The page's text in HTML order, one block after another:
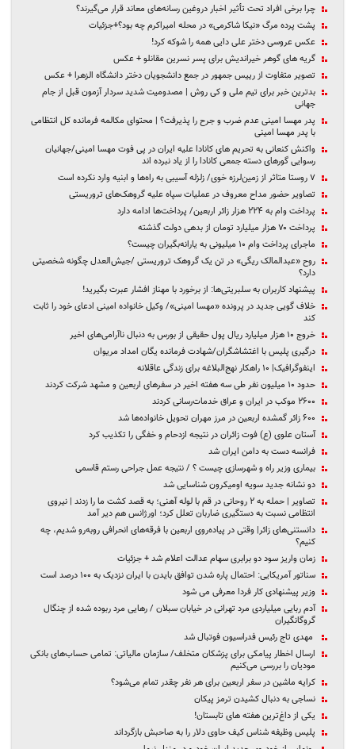
چرا برخی افراد تحت تأثیر اخبار دروغین رسانه‌های معاند قرار می‌گیرند؟
پشت پرده مرگ «نیکا شاکرمی» در محله امیراکرم چه بود؟+جزئیات
عکس عروسی دختر علی دایی همه را شوکه کرد!
گریه های گوهر خیراندیش برای پسر نسرین مقانلو + عکس
تصویر متفاوت از رییس جمهور در جمع دانشجویان دختر دانشگاه الزهرا + عکس
بدترین خبر برای تیم ملی و کی روش | مصدومیت شدید سردار آزمون قبل از جام
جهانی
پدر مهسا امینی عدم ضرب و جرح را پذیرفت؟ | محتوای مکالمه فرمانده کل انتظامی
با پدر مهسا امینی
واکنش کنعانی به تحریم های کانادا علیه ایران در پی فوت مهسا امینی/جهانیان
رسوایی گورهای دسته‌ جمعی کانادا را از یاد نبرده‌ اند
۷ روستا متاثر از زمین‌لرزه خوی/ زلزله آسیبی به راه‌ها و ابنیه وارد نکرده است
تصاویر حضور مداح معروف در عملیات سپاه علیه گروهک‌های تروریستی
پرداخت وام به ۲۲۴ هزار زائر اربعین/ پرداخت‌ها ادامه دارد
پرداخت ۷۰ هزار میلیارد تومان از بدهی دولت گذشته
ماجرای پرداخت وام ۱۰ میلیونی به یارانه‌بگیران چیست؟
روح «عبدالمالک ریگی» در تن یک گروهک تروریستی /جیش‌العدل چگونه شخصیتی
دارد؟
پیشنهاد کاربران به سلبریتی‌ها: از برخورد با مهناز افشار عبرت بگیرید!
خلاف گویی جدید در پرونده «مهسا امینی»/ وکیل خانواده امینی ادعای خود را ثابت
کند
خروج ۱۰ هزار میلیارد ریال پول حقیقی‌‌ از بورس به دنبال ناآرامی‌های اخیر‌
درگیری پلیس با اغتشاشگران/شهادت فرمانده یگان امداد مریوان
اینفوگرافیک| ۱۰ راهکار نهج‌البلاغه برای زندگی عاقلانه
حدود ۱۰ میلیون نفر طی سه هفته اخیر در سفرهای اربعین و مشهد شرکت کردند
۲۶۰۰ موکب در ایران و عراق خدمات‌رسانی کردند
۶۰۰ زائر گمشده اربعین در مرز مهران تحویل خانواده‌ها شد
آستان علوی (ع) فوت زائران در نتیجه ازدحام و خفگی را تکذیب کرد
فرانسه دست به دامن ایران شد
بیماری وزیر راه و شهرسازی چیست ؟ / نتیجه عمل جراحی رستم قاسمی
دو نشانه جدید سویه اومیکرون شناسایی شد
تصاویر | حمله به ۲ روحانی در قم با لوله آهنی؛ به قصد کشت ما را زدند | نیروی
انتظامی نسبت به دستگیری ضاربان تعلل کرد؛ اورژانس هم دیر آمد
دانستنی‌های زائر| وقتی در پیاده‌روی اربعین با فرقه‌های انحرافی روبه‌رو شدیم، چه
کنیم؟
زمان واریز سود دو برابری سهام عدالت اعلام شد + جزئیات
سناتور آمریکایی: احتمال پاره شدن توافق بایدن با ایران نزدیک به ۱۰۰ درصد است
وزیر پیشنهادی کار فردا معرفی می شود
آدم ربایی میلیاردی مرد تهرانی در خیابان سبلان / رهایی مرد ربوده شده از چنگال
گروگانگیران
مهدی تاج رئیس فدراسیون فوتبال شد
ارسال اخطار پیامکی برای پزشکان متخلف/ سازمان مالیاتی: تمامی حساب‌های بانکی
مودیان را بررسی می‌کنیم
کرایه ماشین در سفر اربعین برای هر نفر چقدر تمام می‌شود؟
نساجی به دنبال کشیدن ترمز پیکان
یکی از داغ‌ترین هفته های تابستان!
پلیس وظیفه شناس کیف حاوی دلار را به صاحبش بازگرداند